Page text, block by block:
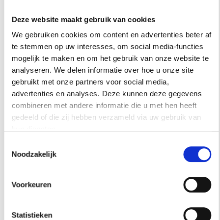
Deze website maakt gebruik van cookies
We gebruiken cookies om content en advertenties beter af
te stemmen op uw interesses, om social media-functies
mogelijk te maken en om het gebruik van onze website te
analyseren. We delen informatie over hoe u onze site
gebruikt met onze partners voor social media,
advertenties en analyses. Deze kunnen deze gegevens
combineren met andere informatie die u met hen heeft
gedeeld of die zij hebben verzameld via uw gebruik van
Noodzakelijk
Voorkeuren
Statistieken
is dat we in januari als een van de eerste merken
in de beautyindustrie een B Corp-certificaat
hebben gekregen voor onze duurzame aanpak.
Een heel streng certificaat, overgewaaid uit
Californië, waarvoor je sociale
ondernemerschap en je duurzaamheidsprofiel
onder een vergrootglas worden gelegd.
Al onze producten zijn binnenkort voor meer
verkopers binnen de beautyindustrie. Ook
verpakkingspapier en draaien onze winkels op
groene stroom. We zijn serieus op weg, maar dit
is pas het begin. Er is geen weg terug. In 2025